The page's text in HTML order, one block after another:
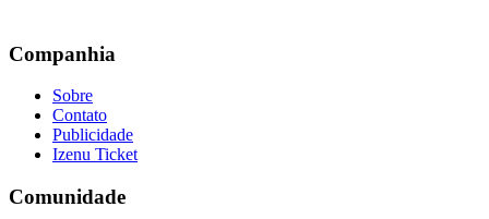
Companhia
Sobre
Contato
Publicidade
Izenu Ticket
Comunidade